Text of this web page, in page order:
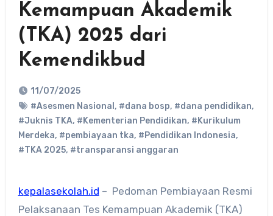
Kemampuan Akademik
(TKA) 2025 dari
Kemendikbud
11/07/2025
#Asesmen Nasional , #dana bosp, #dana pendidikan,
#Juknis TKA, #Kementerian Pendidikan, #Kurikulum
Merdeka, #pembiayaan tka, #Pendidikan Indonesia,
#TKA 2025, #transparansi anggaran
kepalasekolah.id – Pedoman Pembiayaan Resmi
Pelaksanaan Tes Kemampuan Akademik (TKA)